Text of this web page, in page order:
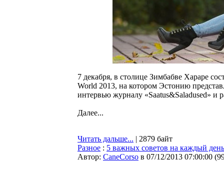
7 декабря, в столице Зимбабве Хараре
World 2013, на котором Эстонию
интервью журналу «Saatus&Saladused» и
Далее...
Читать дальше... | 2879 байт
Разное : 5 важных советов на каждый день
Автор: CaneCorso в 07/12/2013 07:00:00 (